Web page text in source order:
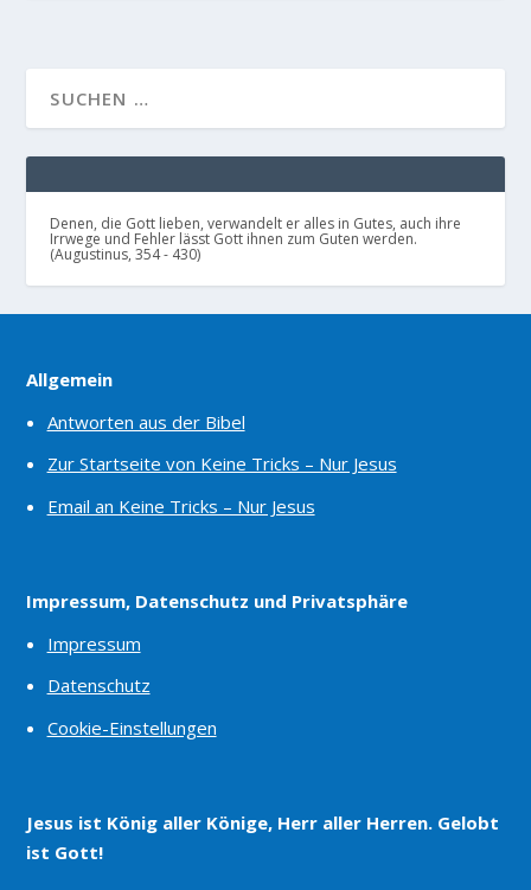
Denen, die Gott lieben, verwandelt er alles in Gutes, auch ihre
Irrwege und Fehler lässt Gott ihnen zum Guten werden.
(Augustinus, 354 - 430)
Allgemein
Antworten aus der Bibel
Zur Startseite von Keine Tricks – Nur Jesus
Email an Keine Tricks – Nur Jesus
Impressum, Datenschutz und Privatsphäre
Impressum
Datenschutz
Cookie-Einstellungen
Jesus ist König aller Könige, Herr aller Herren. Gelobt
ist Gott!